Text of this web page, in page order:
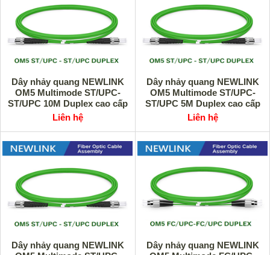
Dây nhảy quang NEWLINK
OM5 Multimode ST/UPC-
ST/UPC 10M Duplex cao cấp
Liên hệ
Dây nhảy quang NEWLINK
OM5 Multimode ST/UPC-
ST/UPC 5M Duplex cao cấp
Liên hệ
Dây nhảy quang NEWLINK
Dây nhảy quang NEWLINK